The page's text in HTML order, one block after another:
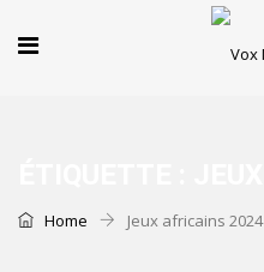
Home Jeux africains 2024